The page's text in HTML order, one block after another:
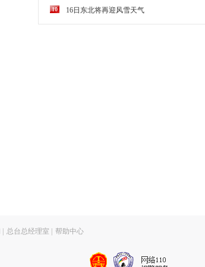
10 16日东北将再迎风雪天气
总台总经理室 帮助中心